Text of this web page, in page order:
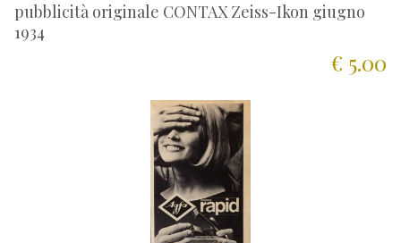
pubblicità originale CONTAX Zeiss-Ikon giugno
1934
€ 5.00